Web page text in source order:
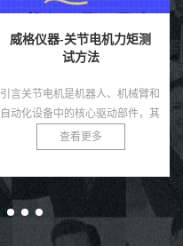
威格仪器-关节电机力矩测
试方法
引言关节电机是机器人、机械臂和
自动化设备中的核心驱动部件，其
力矩输出直接决定了系统的运动精
度、负载能力和稳定性。无论是工
节...
查看更多